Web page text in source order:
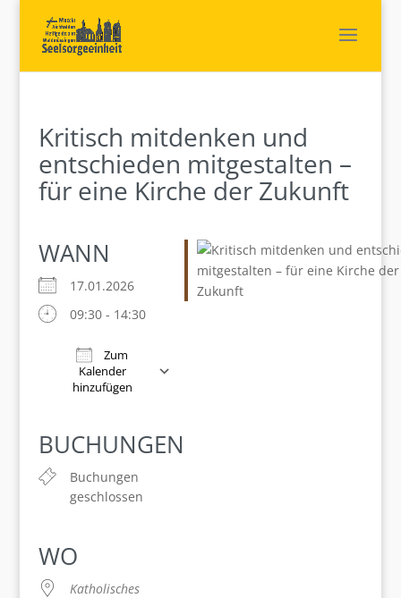
Kritisch mitdenken und
entschieden mitgestalten –
für eine Kirche der Zukunft
WANN
17.01.2026
09:30 - 14:30
Zum
Kalender
hinzufügen
BUCHUNGEN
Buchungen
geschlossen
WO
Katholisches